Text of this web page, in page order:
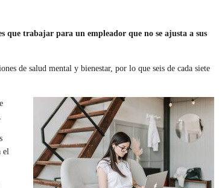
que trabajar para un empleador que no se ajusta a sus
de salud mental y bienestar, por lo que seis de cada siete
el